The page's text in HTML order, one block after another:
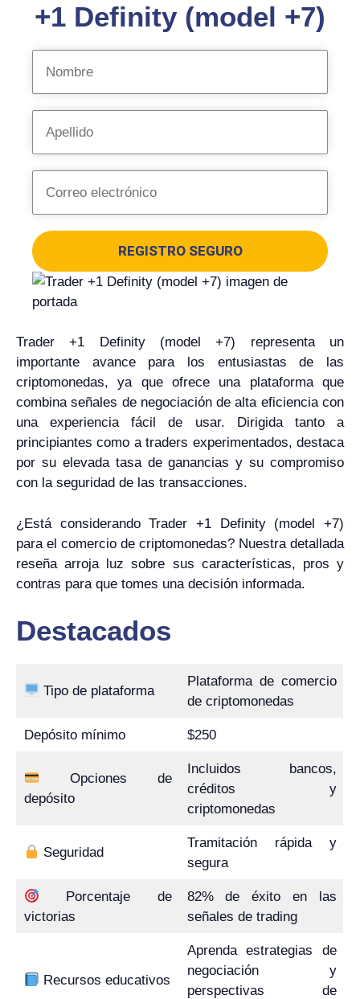
+1 Definity (model +7)
REGISTRO SEGURO
Trader +1 Definity (model +7) representa un
importante avance para los entusiastas de las
criptomonedas, ya que ofrece una plataforma que
combina señales de negociación de alta eficiencia con
una experiencia fácil de usar. Dirigida tanto a
principiantes como a traders experimentados, destaca
por su elevada tasa de ganancias y su compromiso
con la seguridad de las transacciones.
¿Está considerando Trader +1 Definity (model +7)
para el comercio de criptomonedas? Nuestra detallada
reseña arroja luz sobre sus características, pros y
contras para que tomes una decisión informada.
Destacados
Tipo de plataforma
Plataforma de comercio
de criptomonedas
Depósito mínimo $250
Opciones de
depósito
Incluidos bancos,
créditos y
criptomonedas
Seguridad
Tramitación rápida y
segura
Porcentaje de
victorias
82% de éxito en las
señales de trading
Recursos educativos
Aprenda estrategias de
negociación y
perspectivas de